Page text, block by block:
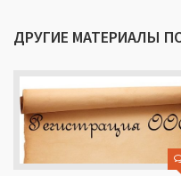
ДРУГИЕ МАТЕРИАЛЫ